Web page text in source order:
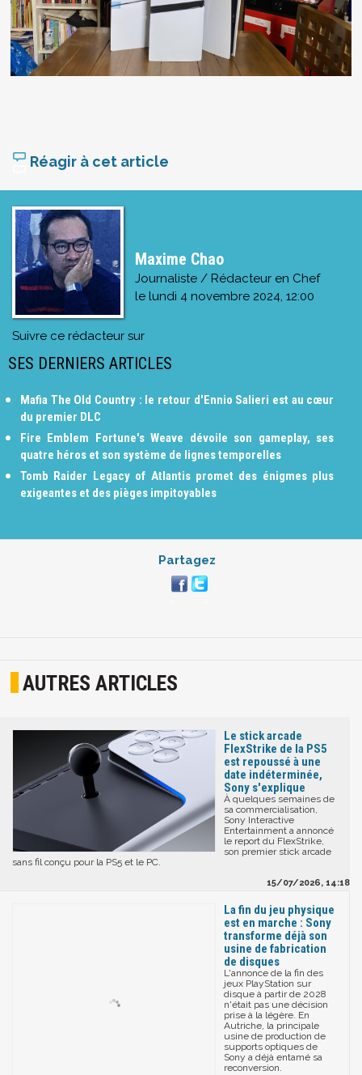
Réagir à cet article
Maxime Chao
Journaliste / Rédacteur en Chef
le lundi 4 novembre 2024, 12:00
Suivre ce rédacteur sur
SES DERNIERS ARTICLES
Mafia The Old Country : le retour d'Ennio Salieri est au cœur
du premier DLC
Fire Emblem Fortune's Weave dévoile son gameplay, ses
quatre héros et son système de lignes temporelles
Tomb Raider Legacy of Atlantis promet des énigmes plus
exigeantes et des pièges impitoyables
Partagez
AUTRES ARTICLES
Le stick arcade
FlexStrike de la PS5
est repoussé à une
date indéterminée,
Sony s'explique
À quelques semaines de
sa commercialisation,
Sony Interactive
Entertainment a annoncé
le report du FlexStrike,
son premier stick arcade
sans fil conçu pour la PS5 et le PC.
15/07/2026, 14:18
La fin du jeu physique
est en marche : Sony
transforme déjà son
usine de fabrication
de disques
L'annonce de la fin des
jeux PlayStation sur
disque à partir de 2028
n'était pas une décision
prise à la légère. En
Autriche, la principale
usine de production de
supports optiques de
Sony a déjà entamé sa
reconversion.